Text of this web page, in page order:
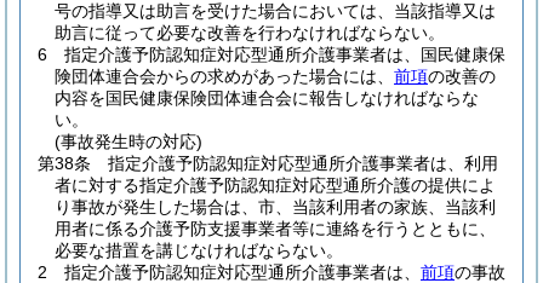
号の指導又は助言を受けた場合においては、当該指導又は
助言に従って必要な改善を行わなければならない。
6
指定介護予防認知症対応型通所介護事業者は、国民健康保
険団体連合会からの求めがあった場合には、 前項の改善の
内容を国民健康保険団体連合会に報告しなければならな
い。
(事故発生時の対応)
第38条
指定介護予防認知症対応型通所介護事業者は、利用
者に対する指定介護予防認知症対応型通所介護の提供によ
り事故が発生した場合は、市、当該利用者の家族、当該利
用者に係る介護予防支援事業者等に連絡を行うとともに、
必要な措置を講じなければならない。
2
指定介護予防認知症対応型通所介護事業者は、 前項の事故